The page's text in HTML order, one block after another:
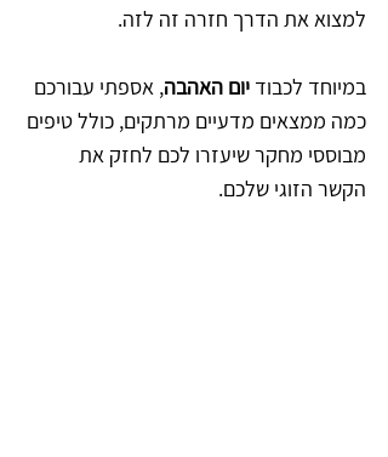
למצוא את הדרך חזרה זה לזה.
במיוחד לכבוד יום האהבה, אספתי עבורכם
כמה ממצאים מדעיים מרתקים, כולל טיפים
מבוססי מחקר שיעזרו לכם לחזק את
הקשר הזוגי שלכם.